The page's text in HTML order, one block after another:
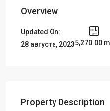
Overview
Updated On:
28 августа, 20235,270.00 m
Property Description